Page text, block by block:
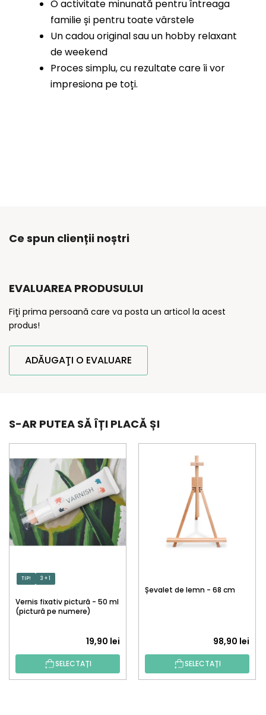
O activitate minunată pentru întreaga
familie și pentru toate vârstele
Un cadou original sau un hobby relaxant
de weekend
Proces simplu, cu rezultate care îi vor
impresiona pe toți.
Ce spun clienții noștri
EVALUAREA PRODUSULUI
Fiţi prima persoană care va posta un articol la acest
produs!
ADĂUGAŢI O EVALUARE
S-AR PUTEA SĂ ÎȚI PLACĂ ȘI
TIP! 3 + 1
Vernis fixativ pictură - 50 ml
(pictură pe numere)
19,90 lei
SELECTAȚI
Șevalet de lemn - 68 cm
98,90 lei
SELECTAȚI